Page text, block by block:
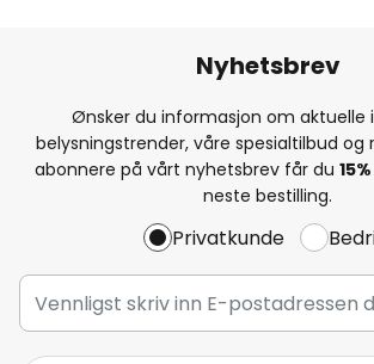
Nyhetsbrev
Ønsker du informasjon om aktuelle
belysningstrender, våre spesialtilbud og
abonnere på vårt nyhetsbrev får du
neste bestilling.
Privatkunde